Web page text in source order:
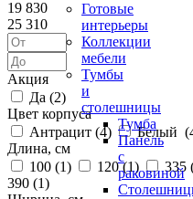
Готовые
интерьеры
Коллекции
мебели
Тумбы
и
столешницы
Тумба
Панель
с
раковиной
19 830
25 310
Акция
Да (2)
Цвет корпуса
Антрацит (4) Белый (
Длина, см
100 (1) 120 (1) 335
390 (1)